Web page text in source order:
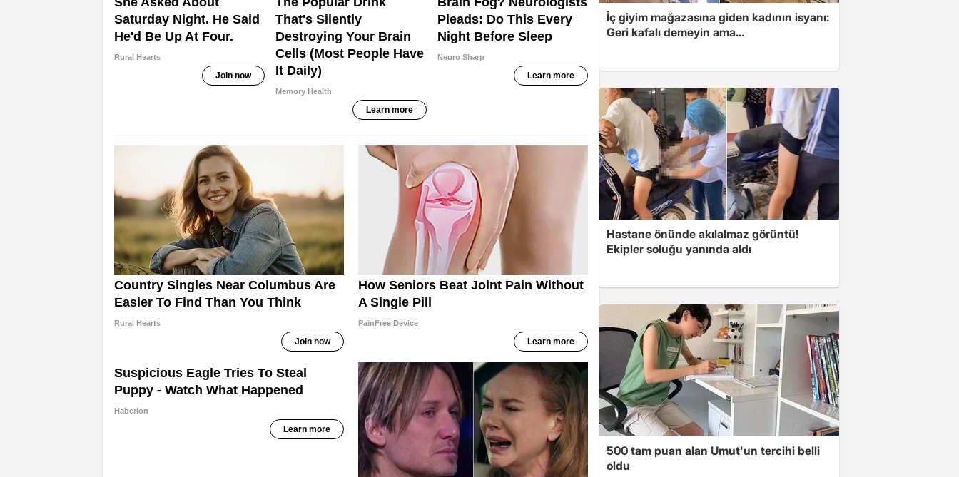
İç giyim mağazasına giden kadının isyanı:
Geri kafalı demeyin ama...
Hastane önünde akılalmaz görüntü!
Ekipler soluğu yanında aldı
500 tam puan alan Umut'un tercihi belli
oldu